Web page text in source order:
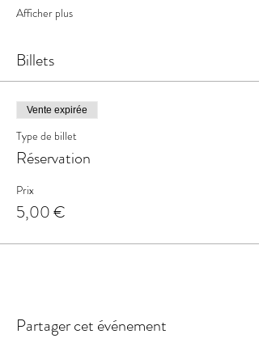
Afficher plus
Billets
Vente expirée
Type de billet
Réservation
Prix
5,00 €
Partager cet événement